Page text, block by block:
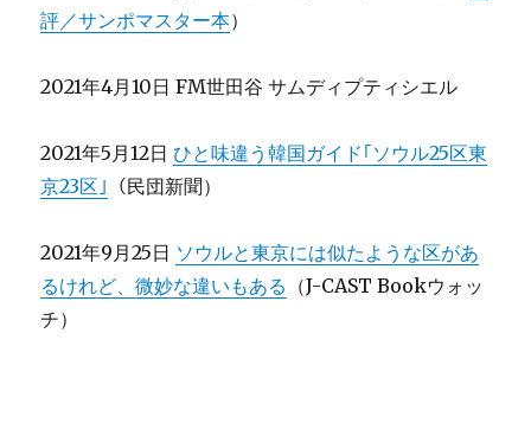
評／サンポマスター本）
2021年4月10日 FM世田谷 サムディプティシエル
2021年5月12日ひと味違う韓国ガイド｢ソウル25区東
京23区｣ （民団新聞）
2021年9月25日 ソウルと東京には似たような区があ
るけれど、微妙な違いもある （J-CAST Bookウォッ
チ）